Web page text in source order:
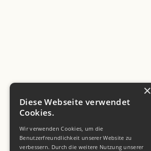
×
Diese Webseite verwendet
Cookies.
Wir verwenden Cookies, um die
Benutzerfreundlichkeit unserer Website zu
verbessern. Durch die weitere Nutzung unserer